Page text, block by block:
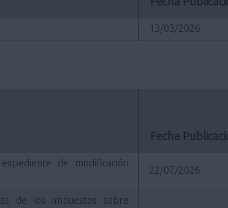
13/03/2026
Fecha
de modificación
22/07/2026
de los impuestos sobre